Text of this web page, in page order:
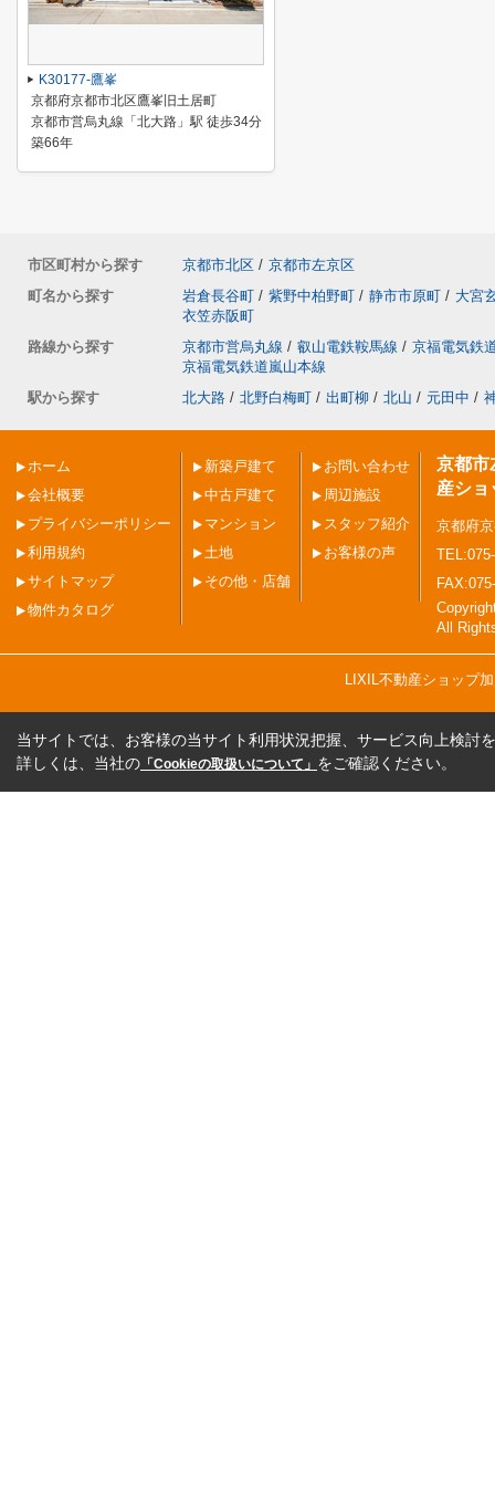
K30177-鷹峯
京都府京都市北区鷹峯旧土居町
京都市営烏丸線「北大路」駅 徒歩34分
築66年
市区町村から探す 京都市北区 / 京都市左京区
町名から探す
岩倉長谷町 / 紫野中柏野町 / 静市市原町 / 大宮
衣笠赤阪町
路線から探す
京都市営烏丸線 / 叡山電鉄鞍馬線 / 京福電気鉄
京福電気鉄道嵐山本線
駅から探す
北大路 / 北野白梅町 / 出町柳 / 北山 / 元田中 /
ホーム
会社概要
プライバシーポリシー
利用規約
サイトマップ
物件カタログ
新築戸建て
中古戸建て
マンション
土地
その他・店舗
お問い合わせ
周辺施設
スタッフ紹介
お客様の声
京都市
産ショ
京都府
All
LIXIL不動産ショップ
当サイトでは、お客様の当サイト利用状況把握、サービス向上検討
詳しくは、当社の 「Cookieの取扱いについて」 をご確認ください。